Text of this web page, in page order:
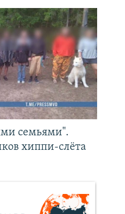
семьями".
хиппи-слёта